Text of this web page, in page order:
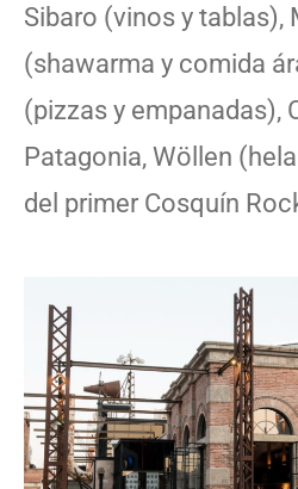
Sibaro (vinos y tablas),
(shawarma y comida
(pizzas y empanadas),
Patagonia, Wöllen
del primer Cosquín